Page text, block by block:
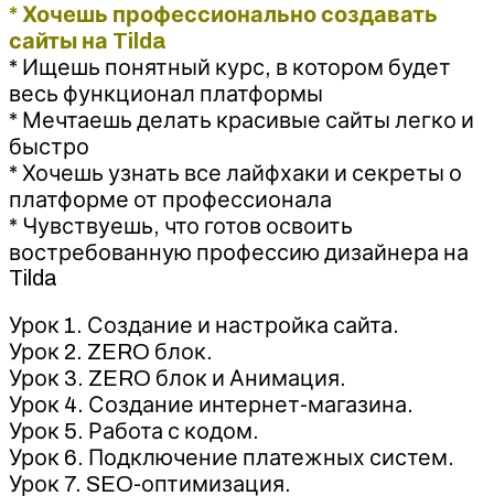
* Хочешь профессионально создавать
сайты на Tilda
* Ищешь понятный курс, в котором будет
весь функционал платформы
* Мечтаешь делать красивые сайты легко и
быстро
* Хочешь узнать все лайфхаки и секреты о
платформе от профессионала
* Чувствуешь, что готов освоить
востребованную профессию дизайнера на
Tilda
Урок 1. Создание и настройка сайта.
Урок 2. ZERO блок.
Урок 3. ZERO блок и Анимация.
Урок 4. Создание интернет-магазина.
Урок 5. Работа с кодом.
Урок 6. Подключение платежных систем.
Урок 7. SEO-оптимизация.